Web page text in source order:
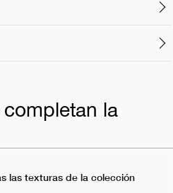
la
las texturas de la colección